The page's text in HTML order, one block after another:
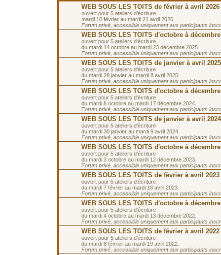
WEB SOUS LES TOITS de février à avril 2026
ouvert pour 5 ateliers d'écriture
mardi 10 février au mardi 21 avril 2026
Forum privé, accessible uniquement aux participants
WEB SOUS LES TOITS d'octobre à décembre
ouvert pour 5 ateliers d'écriture
du mardi 14 octobre au mardi 23 décembre 2025.
Forum privé, accessible uniquement aux participants
WEB SOUS LES TOITS de janvier à avril 2025
ouvert pour 5 ateliers d'écriture
du mardi 28 janvier au mardi 8 avril 2025.
Forum privé, accessible uniquement aux participants
WEB SOUS LES TOITS d'octobre à décembre
ouvert pour 5 ateliers d'écriture
du mardi 8 octobre au mardi 17 décembre 2024.
Forum privé, accessible uniquement aux participants
WEB SOUS LES TOITS de janvier à avril 2024
ouvert pour 5 ateliers d'écriture
du mardi 30 janvier au mardi 9 avril 2024.
Forum privé, accessible uniquement aux participants
WEB SOUS LES TOITS d'octobre à décembre
ouvert pour 5 ateliers d'écriture
du mardi 3 octobre au mardi 12 décembre 2023.
Forum privé, accessible uniquement aux participants
WEB SOUS LES TOITS de février à avril 2023
ouvert pour 5 ateliers d'écriture
du mardi 7 février au mardi 18 avril 2023.
Forum privé, accessible uniquement aux participants
WEB SOUS LES TOITS d'octobre à décembre
ouvert pour 5 ateliers d'écriture
du mardi 4 octobre au mardi 13 décembre 2022.
Forum privé, accessible uniquement aux participants
WEB SOUS LES TOITS de février à avril 2022
ouvert pour 5 ateliers d'écriture
du mardi 8 février au mardi 19 avril 2022.
Forum privé, accessible uniquement aux participants